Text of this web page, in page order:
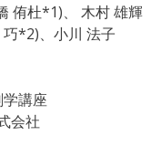
侑杜*1)、 木村 雄輝
*2)、小川 法子
講座
会社